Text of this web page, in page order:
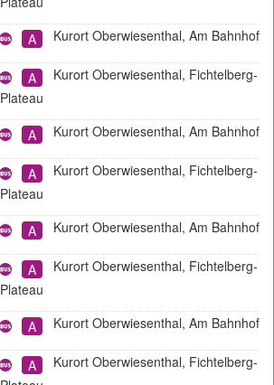
Stadtbus
A Kurort Oberwiesenthal, Am Bahnhof
Stadtbus
A
Kurort Oberwiesenthal, Fichtelberg-
Plateau
Stadtbus
A Kurort Oberwiesenthal, Am Bahnhof
Stadtbus
A
Kurort Oberwiesenthal, Fichtelberg-
Plateau
Stadtbus
A Kurort Oberwiesenthal, Am Bahnhof
Stadtbus
A
Kurort Oberwiesenthal, Fichtelberg-
Plateau
Stadtbus
A Kurort Oberwiesenthal, Am Bahnhof
Stadtbus
A
Kurort Oberwiesenthal, Fichtelberg-